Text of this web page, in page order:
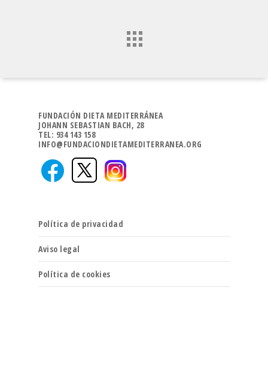
FUNDACIÓN DIETA MEDITERRÁNEA
JOHANN SEBASTIAN BACH, 28
TEL: 934 143 158
INFO@FUNDACIONDIETAMEDITERRANEA.ORG
Política de privacidad
Aviso legal
Política de cookies